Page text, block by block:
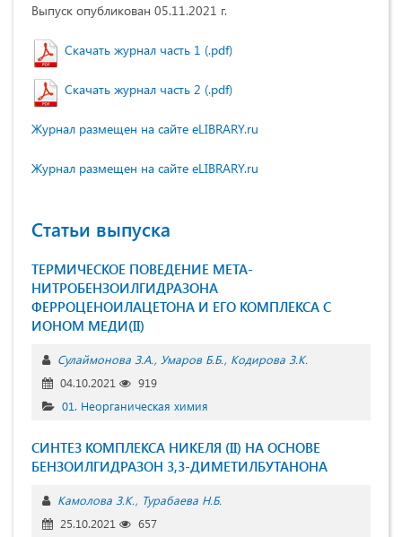
Выпуск опубликован 05.11.2021 г.
Скачать журнал часть 1 (.pdf)
Скачать журнал часть 2 (.pdf)
Журнал размещен на сайте eLIBRARY.ru
Журнал размещен на сайте eLIBRARY.ru
Статьи выпуска
ТЕРМИЧЕСКОЕ ПОВЕДЕНИЕ МЕТА-
НИТРОБЕНЗОИЛГИДРАЗОНА
ФЕРРОЦЕНОИЛАЦЕТОНА И ЕГО КОМПЛЕКСА С
ИОНОМ МЕДИ(II)
Сулаймонова З.А. Умаров Б.Б. Кодирова З.К.
04.10.2021
919
01. Неорганическая химия
СИНТЕЗ КОМПЛЕКСА НИКЕЛЯ (II) НА ОСНОВЕ
БЕНЗОИЛГИДРАЗОН 3,3-ДИМЕТИЛБУТАНОНА
Камолова З.К.
Турабаева Н.Б.
25.10.2021
657